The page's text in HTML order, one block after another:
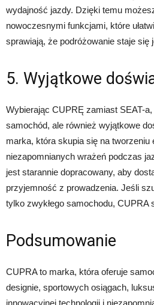
wydajność jazdy. Dzięki temu
nowoczesnymi funkcjami, które
sprawiają, że podróżowanie staje się
5. Wyjątkowe
Wybierając CUPRĘ zamiast SEAT-
samochód, ale również wyjątkowe
marka, która skupia się na tworzeniu
niezapomnianych wrażeń podczas
jest starannie dopracowany, aby
przyjemność z prowadzenia. Jeśli
tylko zwykłego samochodu, CUPRA
Podsumowanie
CUPRA to marka, która oferuje
designie, sportowych osiągach,
innowacyjnej technologii i